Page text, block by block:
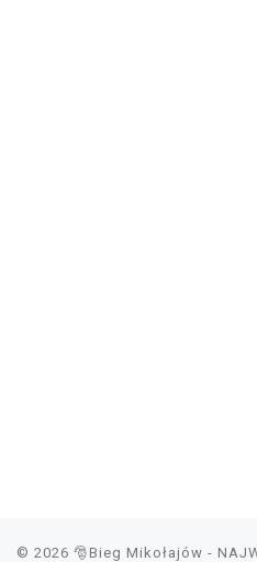
© 2026 🎅Bieg Mikołajów -